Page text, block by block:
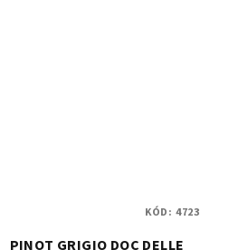
PINOT GRIGIO DOC DELLE
KÓD: 4723